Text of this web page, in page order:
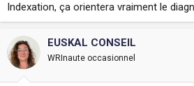
Indexation, ça orientera vraiment le
EUSKAL CONSEIL
WRInaute occasionnel